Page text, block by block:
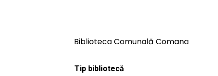
Biblioteca Comunală Comana
Tip bibliotecă